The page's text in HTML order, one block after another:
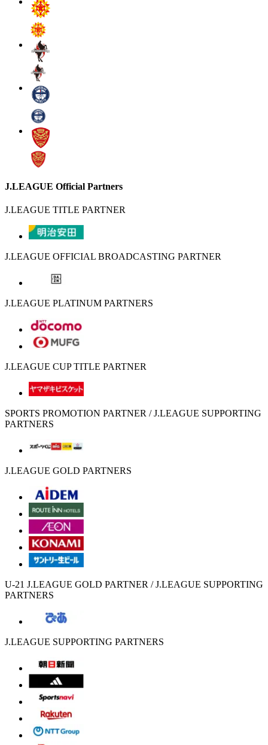
J.LEAGUE Official Partners
J.LEAGUE TITLE PARTNER
J.LEAGUE OFFICIAL BROADCASTING PARTNER
J.LEAGUE PLATINUM PARTNERS
J.LEAGUE CUP TITLE PARTNER
SPORTS PROMOTION PARTNER / J.LEAGUE SUPPORTING
PARTNERS
J.LEAGUE GOLD PARTNERS
U-21 J.LEAGUE GOLD PARTNER / J.LEAGUE SUPPORTING
PARTNERS
J.LEAGUE SUPPORTING PARTNERS